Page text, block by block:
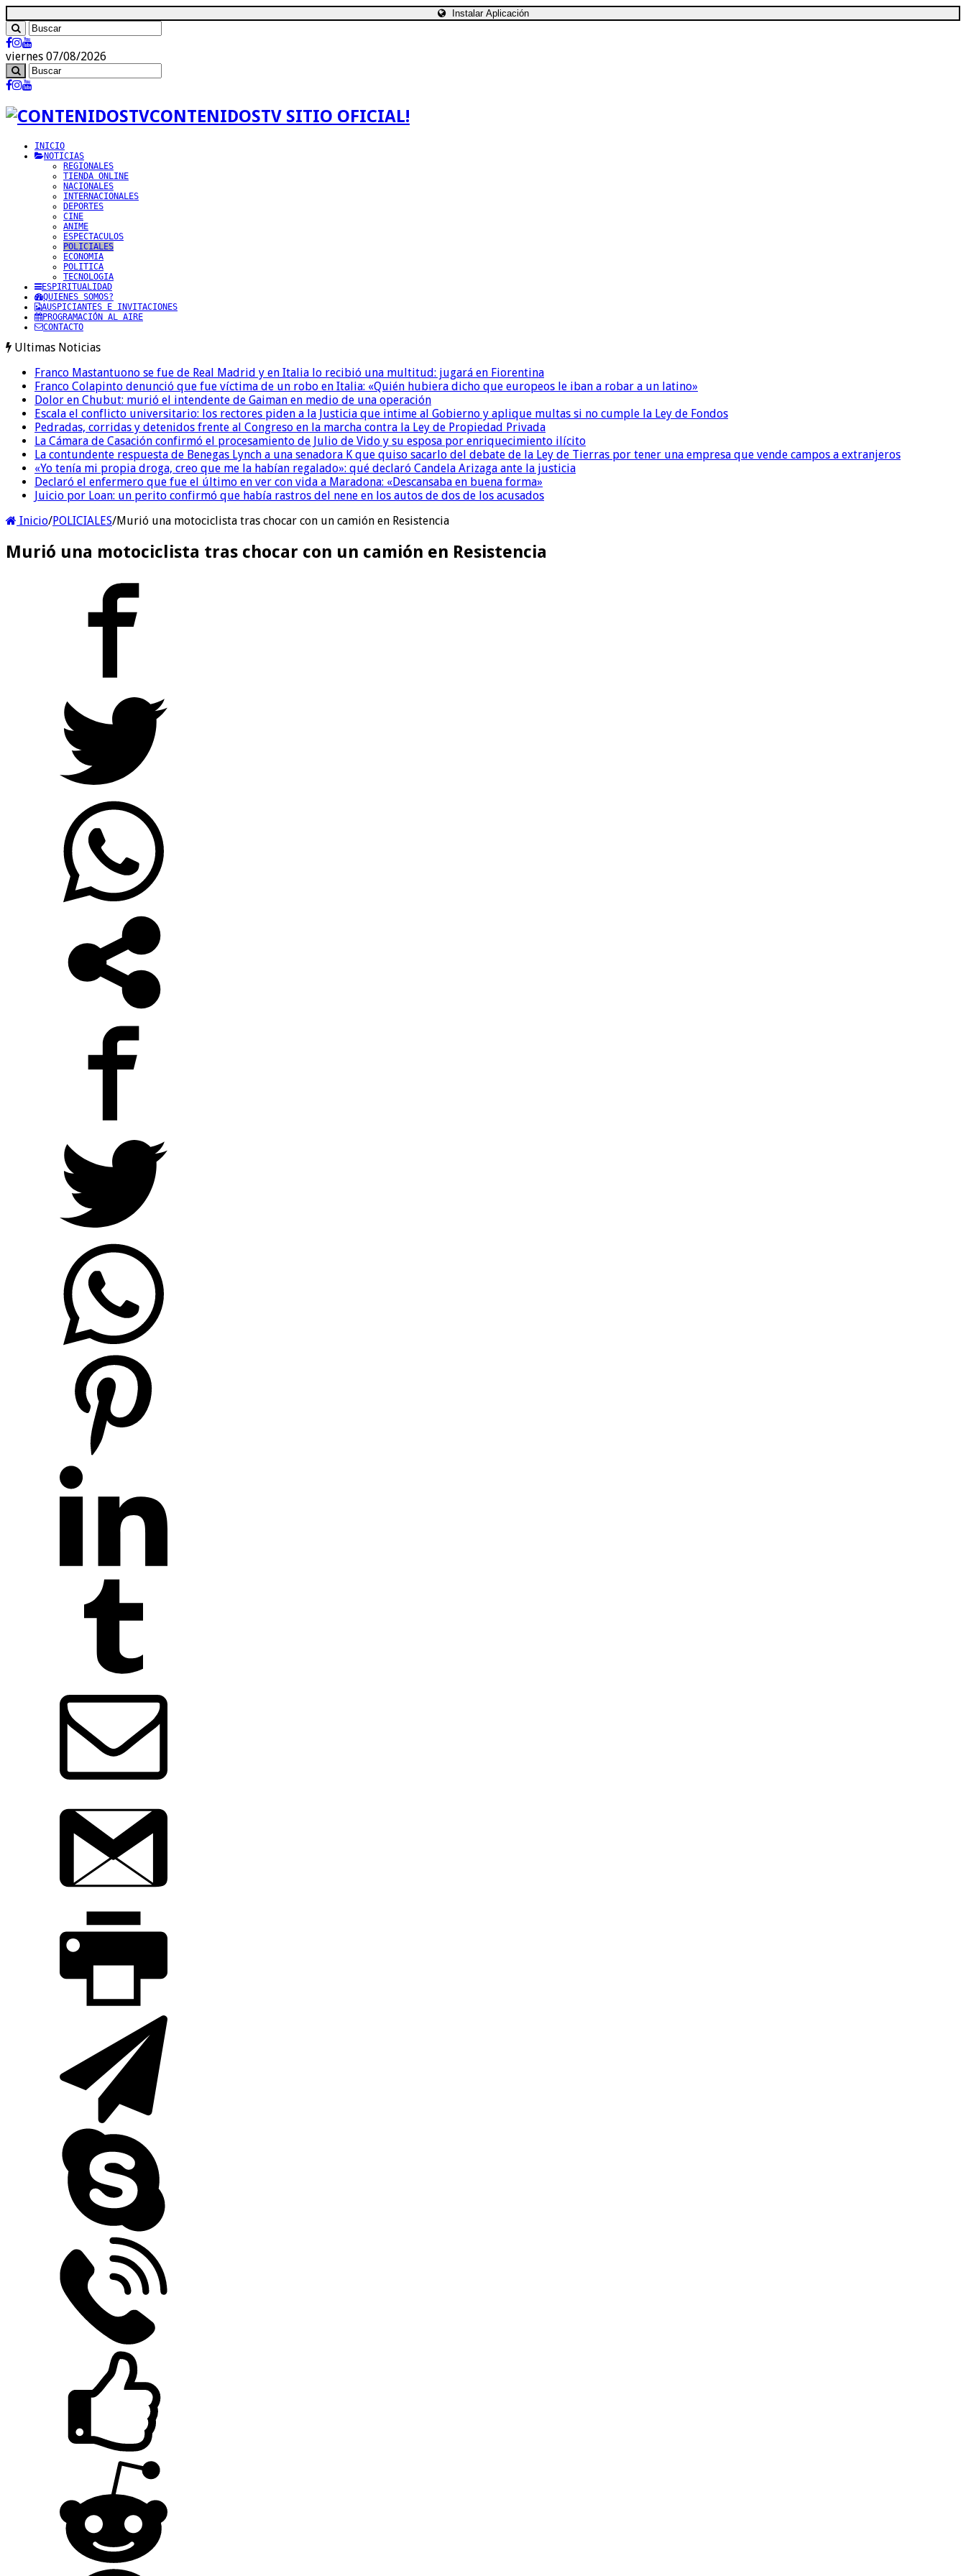
Instalar Aplicación
viernes 07/08/2026
CONTENIDOSTV SITIO OFICIAL!
INICIO
NOTICIAS
REGIONALES
TIENDA ONLINE
NACIONALES
INTERNACIONALES
DEPORTES
CINE
ANIME
ESPECTACULOS
POLICIALES
ECONOMIA
POLITICA
TECNOLOGIA
ESPIRITUALIDAD
QUIENES SOMOS?
AUSPICIANTES E INVITACIONES
PROGRAMACIÓN AL AIRE
CONTACTO
Ultimas Noticias
Franco Mastantuono se fue de Real Madrid y en Italia lo recibió una multitud: jugará en Fiorentina
Franco Colapinto denunció que fue víctima de un robo en Italia: «Quién hubiera dicho que europeos le iban a robar a un latino»
Dolor en Chubut: murió el intendente de Gaiman en medio de una operación
Escala el conflicto universitario: los rectores piden a la Justicia que intime al Gobierno y aplique multas si no cumple la Ley de Fondos
Pedradas, corridas y detenidos frente al Congreso en la marcha contra la Ley de Propiedad Privada
La Cámara de Casación confirmó el procesamiento de Julio de Vido y su esposa por enriquecimiento ilícito
La contundente respuesta de Benegas Lynch a una senadora K que quiso sacarlo del debate de la Ley de Tierras por tener una empresa que vende campos a extranjeros
«Yo tenía mi propia droga, creo que me la habían regalado»: qué declaró Candela Arizaga ante la justicia
Declaró el enfermero que fue el último en ver con vida a Maradona: «Descansaba en buena forma»
Juicio por Loan: un perito confirmó que había rastros del nene en los autos de dos de los acusados
Inicio/POLICIALES/Murió una motociclista tras chocar con un camión en Resistencia
Murió una motociclista tras chocar con un camión en Resistencia